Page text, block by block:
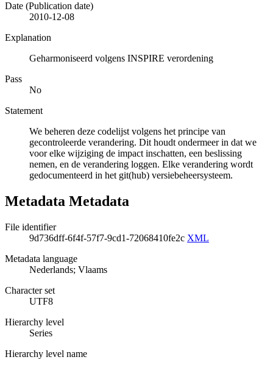
Date (Publication date)
2010-12-08
Explanation
Geharmoniseerd volgens INSPIRE verordening
Pass
No
Statement
We beheren deze codelijst volgens het principe van
gecontroleerde verandering. Dit houdt ondermeer in dat we
voor elke wijziging de impact inschatten, een beslissing
nemen, en de verandering loggen. Elke verandering wordt
gedocumenteerd in het git(hub) versiebeheersysteem.
Metadata Metadata
File identifier
9d736dff-6f4f-57f7-9cd1-72068410fe2c XML
Metadata language
Nederlands; Vlaams
Character set
UTF8
Hierarchy level
Series
Hierarchy level name